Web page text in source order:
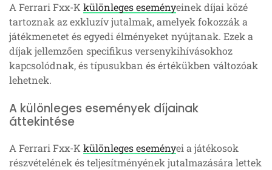
A Ferrari Fxx-Kkülönleges eseményeinek díjai közé
tartoznak az exkluzív jutalmak, amelyek fokozzák a
játékmenetet és egyedi élményeket nyújtanak. Ezek a
díjak jellemzően specifikus versenykihívásokhoz
kapcsolódnak, és típusukban és értékükben változóak
lehetnek.
A különleges események díjainak
áttekintése
A Ferrari Fxx-Kkülönleges eseményei a játékosok
részvételének és teljesítményének jutalmazására lettek